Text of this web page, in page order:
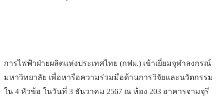
การไฟฟ้าฝ่ายผลิตแห่งประเทศไทย (กฟผ.) เข้าเยี่ยมจุฬาลงกรณ์
มหาวิทยาลัย เพื่อหารือความร่วมมือด้านการวิจัยและนวัตกรรม
ใน 4 หัวข้อ ในวันที่ 3 ธันวาคม 2567 ณ ห้อง 203 อาคารจามจุรี